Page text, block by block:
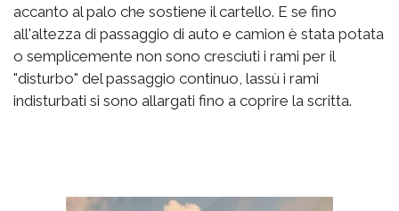
accanto al palo che sostiene il cartello. E se fino
all'altezza di passaggio di auto e camion è stata potata
o semplicemente non sono cresciuti i rami per il
"disturbo" del passaggio continuo, lassù i rami
indisturbati si sono allargati fino a coprire la scritta.